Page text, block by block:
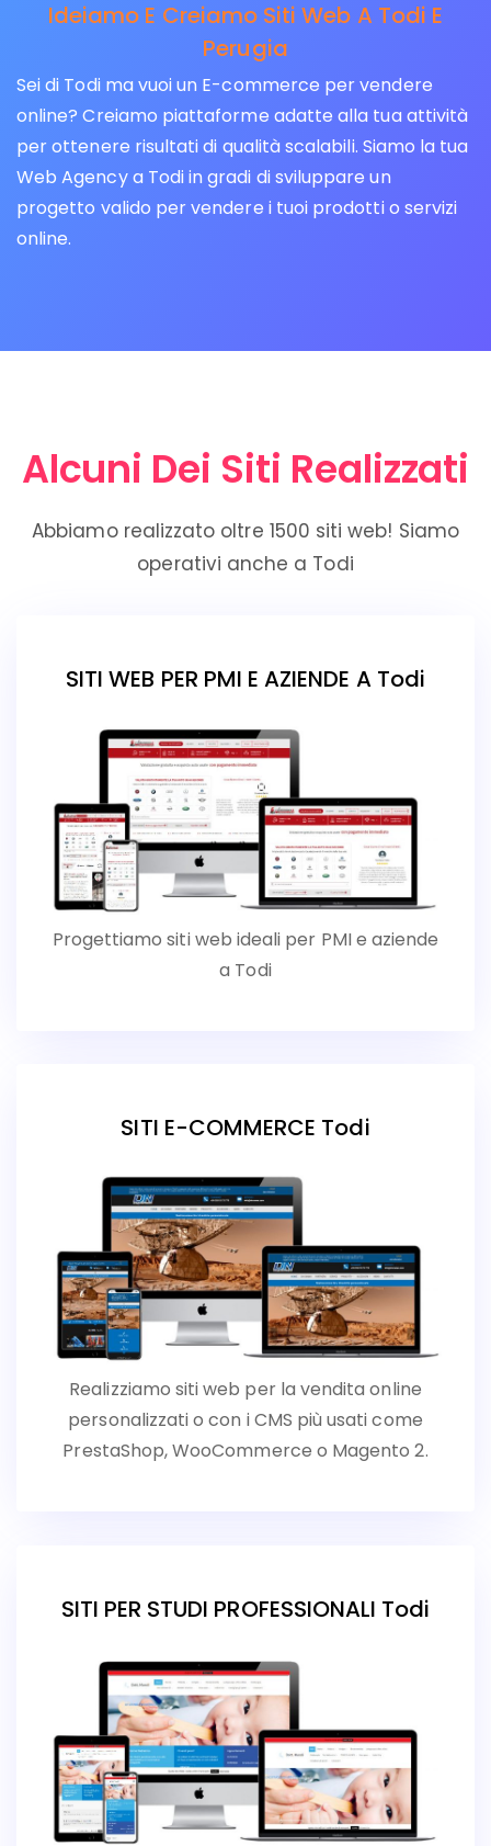
Ideiamo E Creiamo Siti Web A Todi E
Perugia
Sei di Todi ma vuoi un E-commerce per vendere
online? Creiamo piattaforme adatte alla tua attività
per ottenere risultati di qualità scalabili. Siamo la tua
Web Agency a Todi in gradi di sviluppare un
progetto valido per vendere i tuoi prodotti o servizi
online.
Alcuni Dei Siti Realizzati
Abbiamo realizzato oltre 1500 siti web! Siamo
operativi anche a Todi
SITI WEB PER PMI E AZIENDE A Todi
Progettiamo siti web ideali per PMI e aziende
a Todi
SITI E-COMMERCE Todi
Realizziamo siti web per la vendita online
personalizzati o con i CMS più usati come
PrestaShop, WooCommerce o Magento 2.
SITI PER STUDI PROFESSIONALI Todi